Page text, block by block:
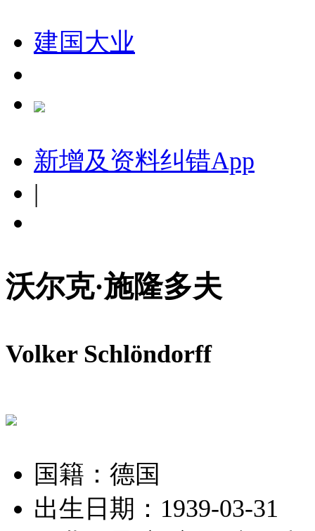
建国大业
新增及资料纠错App
|
沃尔克·施隆多夫
Volker Schlöndorff
国籍：德国
出生日期：1939-03-31